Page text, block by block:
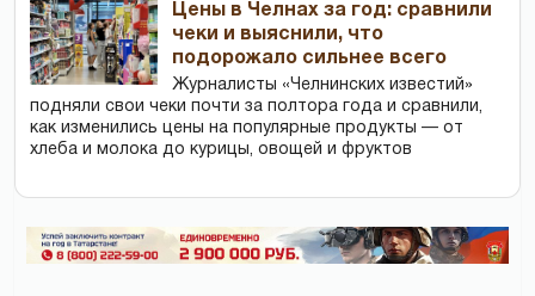
Цены в Челнах за год: сравнили
чеки и выяснили, что
подорожало сильнее всего
Журналисты «Челнинских известий»
подняли свои чеки почти за полтора года и сравнили,
как изменились цены на популярные продукты — от
хлеба и молока до курицы, овощей и фруктов